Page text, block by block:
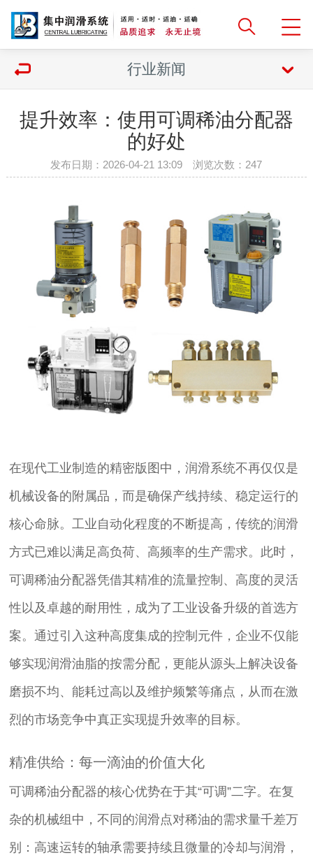
行业新闻
提升效率：使用可调稀油分配器
的好处
发布日期：2026-04-21 13:09 浏览次数： 247
在现代工业制造的精密版图中，润滑系统不再仅仅是
机械设备的附属品，而是确保产线持续、稳定运行的
核心命脉。工业自动化程度的不断提高，传统的润滑
方式已难以满足高负荷、高频率的生产需求。此时，
可调稀油分配器凭借其精准的流量控制、高度的灵活
性以及卓越的耐用性，成为了工业设备升级的首选方
案。通过引入这种高度集成的控制元件，企业不仅能
够实现润滑油脂的按需分配，更能从源头上解决设备
磨损不均、能耗过高以及维护频繁等痛点，从而在激
烈的市场竞争中真正实现提升效率的目标。
精准供给：每一滴油的价值大化
可调稀油分配器的核心优势在于其“可调”二字。在复
杂的机械组中，不同的润滑点对稀油的需求量千差万
别：高速运转的轴承需要持续且微量的冷却与润滑，